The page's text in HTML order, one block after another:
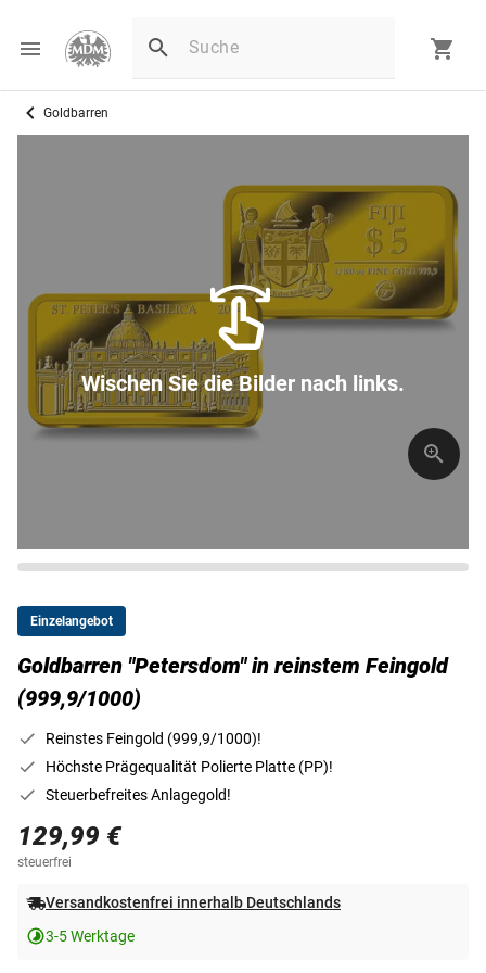
Goldbarren
Wischen Sie die Bilder nach links.
Einzelangebot
Goldbarren "Petersdom" in reinstem Feingold
(999,9/1000)
Reinstes Feingold (999,9/1000)!
Höchste Prägequalität Polierte Platte (PP)!
Steuerbefreites Anlagegold!
129,99 €
steuerfrei
Versandkostenfrei innerhalb Deutschlands
3-5 Werktage